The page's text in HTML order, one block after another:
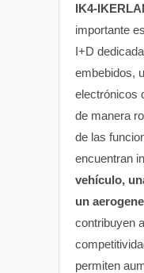
IK4-
importante
I+D
embebidos,
electrónicos
de manera
de las
encuentran
vehículo,
un
contribuyen
permiten